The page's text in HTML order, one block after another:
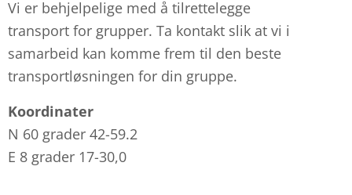
Vi er behjelpelige med å tilrettelegge
transport for grupper. Ta kontakt slik at vi i
samarbeid kan komme frem til den beste
transportløsningen for din gruppe.
Koordinater
N 60 grader 42-59.2
E 8 grader 17-30,0